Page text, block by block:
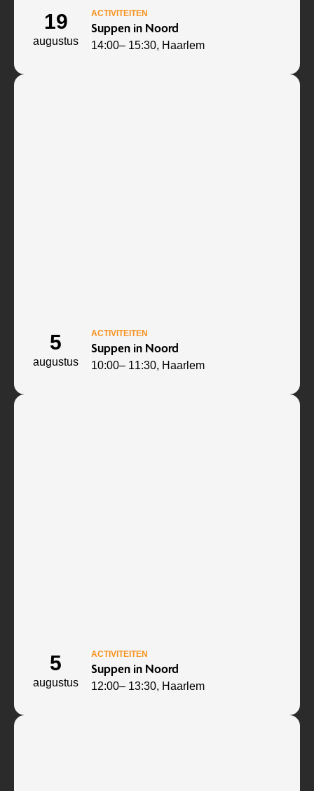
19
augustus
ACTIVITEITEN
Suppen in Noord
14:00– 15:30, Haarlem
5
augustus
ACTIVITEITEN
Suppen in Noord
10:00– 11:30, Haarlem
5
augustus
ACTIVITEITEN
Suppen in Noord
12:00– 13:30, Haarlem